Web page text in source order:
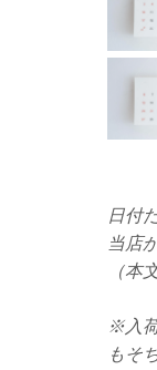
日付
当店
（本
※入
もそ